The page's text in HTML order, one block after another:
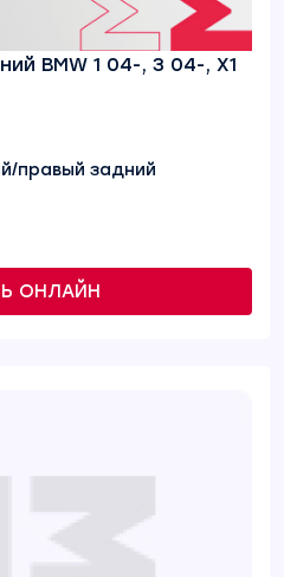
BMW 1 04-, 3 04-, X1
правый задний
ОНЛАЙН